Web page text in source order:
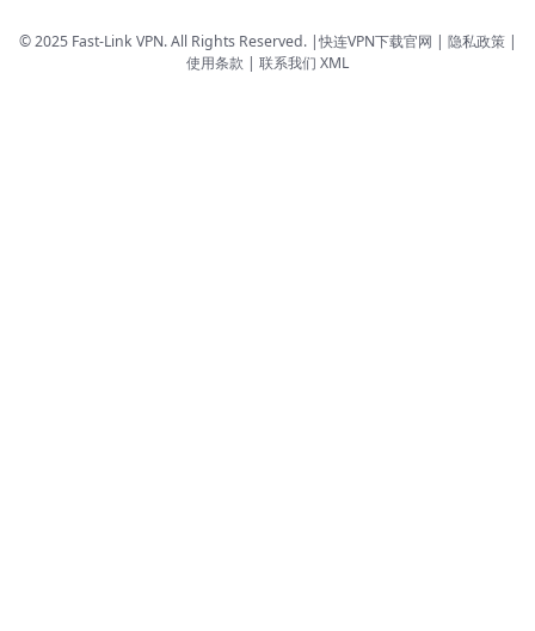
© 2025 Fast-Link VPN. All Rights Reserved. |快连VPN下载官网 | 隐私政策 |
使用条款 | 联系我们 XML